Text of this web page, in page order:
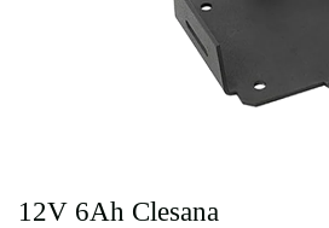
12V 6Ah Clesana